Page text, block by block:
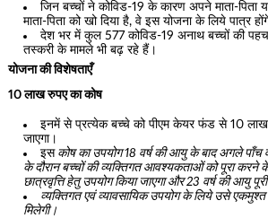
जिन बच्चों ने कोविड-19 के कारण अपने माता-पिता
माता-पिता को खो दिया है, वे इस योजना के लिये पात्र
देश भर में कुल 577 कोविड-19 अनाथ बच्चों की
तस्करी के मामले भी बढ़ रहे हैं।
योजना की विशेषताएँ
10 लाख रुपए का कोष
इनमें से प्रत्येक बच्चे को पीएम केयर फंड से 10
जाएगा।
इसकोष का उपयोग 18 वर्ष की आयु के बाद अगले पाँच
के दौरान बच्चों की व्यक्तिगत आवश्यकताओं को पूरा करने के
छात्रवृत्ति हेतु उपयोग किया जाएगा और 23 वर्ष की आयु
व्यक्तिगत एवं व्यावसायिक उपयोग के लिये उसे
मिलेगी।